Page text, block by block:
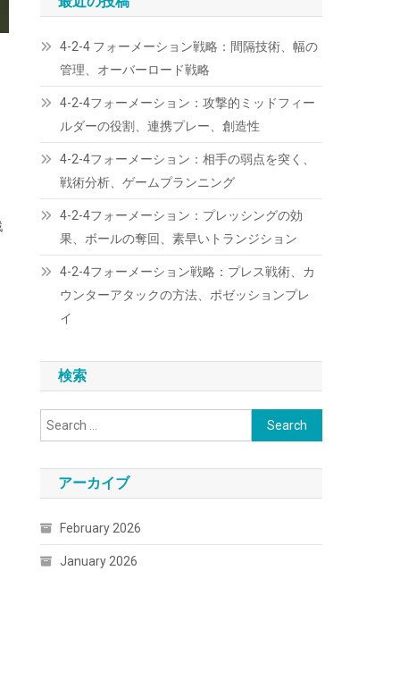
4-2-4 フォーメーション戦略：間隔技術、幅の
管理、オーバーロード戦略
4-2-4フォーメーション：攻撃的ミッドフィー
ルダーの役割、連携プレー、創造性
4-2-4フォーメーション：相手の弱点を突く、
戦術分析、ゲームプランニング
4-2-4フォーメーション：プレッシングの効
果、ボールの奪回、素早いトランジション
4-2-4フォーメーション戦略：プレス戦術、カ
ウンターアタックの方法、ポゼッションプレ
イ
検索
Search
for:
アーカイブ
February 2026
January 2026